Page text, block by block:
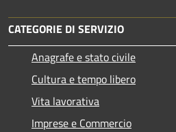
CATEGORIE DI SERVIZIO
Anagrafe e stato civile
Cultura e tempo libero
Vita lavorativa
Imprese e Commercio